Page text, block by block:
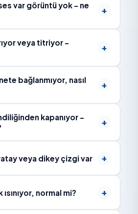
var görüntü yok – ne
veya titriyor –
bağlanmıyor, nasıl
kapanıyor –
veya dikey çizgi var
normal mi?